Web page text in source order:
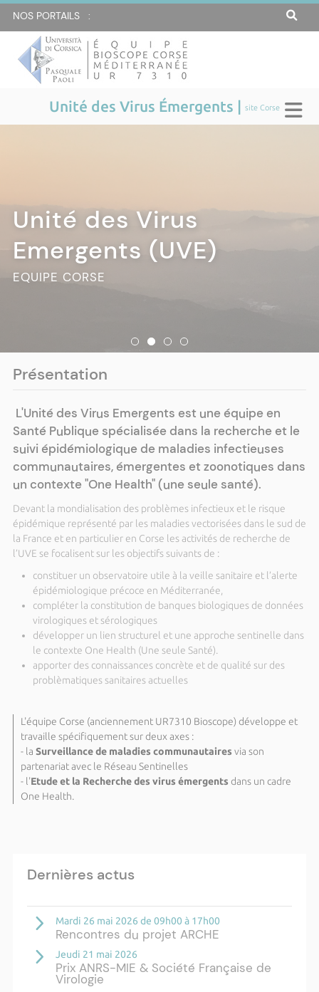
NOS PORTAILS :
Unité des Virus Émergents |site Corse
Unité des Virus
Emergents (UVE)
Unité des Virus
Emergents (UVE)
EQUIPE CORSE
Unité des Virus
Emergents (UVE)
Unité des Virus
Emergents (UVE)
Présentation
L'Unité des Virus Emergents est une équipe en
Santé Publique spécialisée dans la recherche et le
suivi épidémiologique de maladies infectieuses
communautaires, émergentes et zoonotiques dans
un contexte "One Health" (une seule santé).
Devant la mondialisation des problèmes infectieux et le risque
épidémique représenté par les maladies vectorisées dans le sud de
la France et en particulier en Corse les activités de recherche de
l’UVE se focalisent sur les objectifs suivants de :
constituer un observatoire utile à la veille sanitaire et l’alerte
épidémiologique précoce en Méditerranée,
compléter la constitution de banques biologiques de données
virologiques et sérologiques
développer un lien structurel et une approche sentinelle dans
le contexte One Health (Une seule Santé).
apporter des connaissances concrète et de qualité sur des
problèmatiques sanitaires actuelles
L'équipe Corse (anciennement UR7310 Bioscope) développe et
travaille spécifiquement sur deux axes :
- la Surveillance de maladies communautaires via son
partenariat avec le Réseau Sentinelles
- l'Etude et la Recherche des virus émergents dans un cadre
One Health.
Dernières actus
Mardi 26 mai 2026 de 09h00 à 17h00
Rencontres du projet ARCHE
Jeudi 21 mai 2026
Prix ANRS-MIE & Société Française de
Virologie